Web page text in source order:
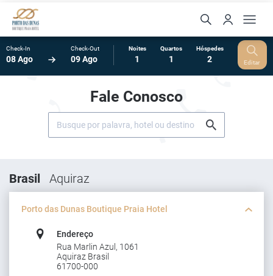
Check-In
08 Ago
Check-Out
09 Ago
Noites
1
Quartos
1
Hóspedes
2 Editar
Fale Conosco
Brasil Aquiraz
Porto das Dunas Boutique Praia Hotel
Endereço
Rua Marlin Azul, 1061
Aquiraz Brasil
61700-000